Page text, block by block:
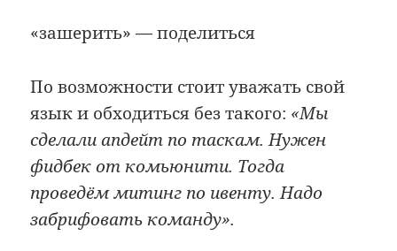
«зашерить» — поделиться
По возможности стоит уважать свой
язык и обходиться без такого: «Мы
сделали апдейт по таскам. Нужен
фидбек от комьюнити. Тогда
проведём митинг по ивенту. Надо
забрифовать команду».